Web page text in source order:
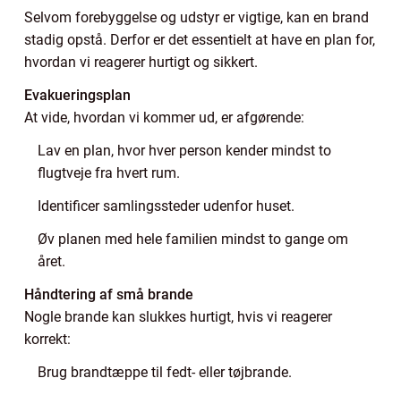
Selvom forebyggelse og udstyr er vigtige, kan en brand
stadig opstå. Derfor er det essentielt at have en plan for,
hvordan vi reagerer hurtigt og sikkert.
Evakueringsplan
At vide, hvordan vi kommer ud, er afgørende:
Lav en plan, hvor hver person kender mindst to
flugtveje fra hvert rum.
Identificer samlingssteder udenfor huset.
Øv planen med hele familien mindst to gange om
året.
Håndtering af små brande
Nogle brande kan slukkes hurtigt, hvis vi reagerer
korrekt:
Brug brandtæppe til fedt- eller tøjbrande.